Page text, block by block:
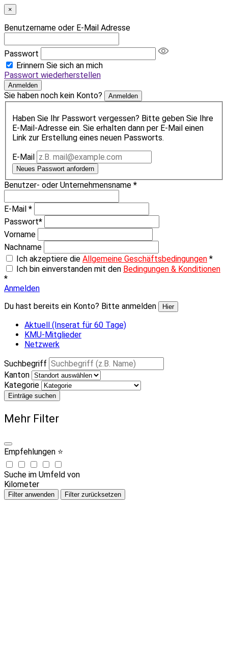
×
Benutzername oder E-Mail Adresse
Passwort
Erinnern Sie sich an mich
Passwort wiederherstellen
Anmelden
Sie haben noch kein Konto? Anmelden
Haben Sie Ihr Passwort vergessen? Bitte geben Sie Ihre
E-Mail-Adresse ein. Sie erhalten dann per E-Mail einen
Link zur Erstellung eines neuen Passworts.
E-Mail
Neues Passwort anfordern
Benutzer- oder Unternehmensname *
E-Mail *
Passwort*
Vorname
Nachname
Ich akzeptiere die Allgemeine Geschäftsbedingungen *
Ich bin einverstanden mit den Bedingungen & Konditionen
*
Anmelden
Du hast bereits ein Konto? Bitte anmelden
Hier
Aktuell (Inserat für 60 Tage)
KMU-Mitglieder
Netzwerk
Suchbegriff
Kanton
Kategorie
Einträge suchen
Mehr Filter
Empfehlungen ⭐
Suche im Umfeld von
Kilometer
Filter anwenden Filter zurücksetzen